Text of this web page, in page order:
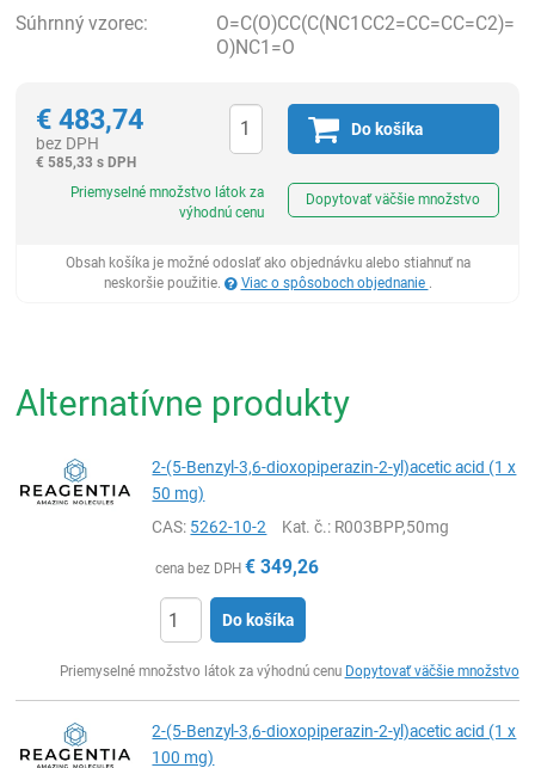
Súhrnný vzorec:
O=C(O)CC(C(NC1CC2=CC=CC=C2)=
O)NC1=O
€ 483,74
bez DPH
€ 585,33 s DPH
Do košíka
Priemyselné množstvo látok za
výhodnú cenu
Dopytovať väčšie množstvo
Obsah košíka je možné odoslať ako objednávku alebo stiahnuť na
neskoršie použitie.
Viac o spôsoboch objednanie .
Alternatívne produkty
2-(5-Benzyl-3,6-dioxopiperazin-2-yl)acetic acid (1 x
50 mg)
CAS: 5262-10-2 Kat. č.: R003BPP,50mg
cena bez DPH € 349,26
Do košíka
Priemyselné množstvo látok za výhodnú cenu Dopytovať väčšie množstvo
2-(5-Benzyl-3,6-dioxopiperazin-2-yl)acetic acid (1 x
100 mg)